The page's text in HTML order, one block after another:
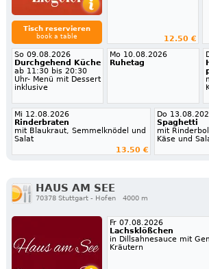
Tisch reservieren
book a table 12.50 €
So 09.08.2026
Durchgehend Küche
ab 11:30 bis 20:30
Uhr- Menü mit Dessert
inklusive
Mo 10.08.2026
Ruhetag
Mi 12.08.2026
Rinderbraten
mit Blaukraut, Semmelknödel und
Salat
13.50 €
Do
Spaghetti
mit
Käse und
HAUS AM SEE
70378 Stuttgart - Hofen
4000 m
Fr 07.08.2026
Lachsklößchen
in Dillsahnesauce mit
Kräutern